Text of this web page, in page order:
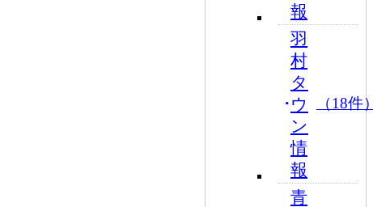
報
羽
村
タ
ウ
ン
情
報
（18件
青